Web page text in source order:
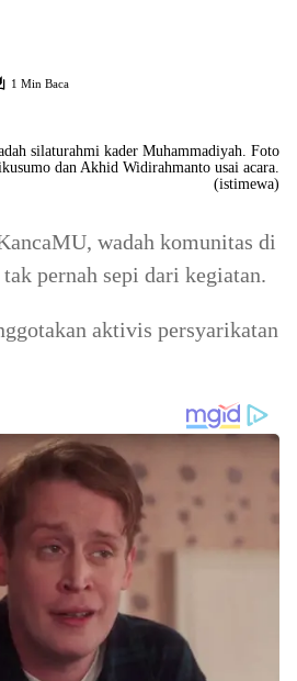
1 Min Baca
silaturahmi kader Muhammadiyah. Foto
dan Akhid Widirahmanto usai acara.
(istimewa)
wadah komunitas di
pernah sepi dari kegiatan.
aktivis persyarikatan